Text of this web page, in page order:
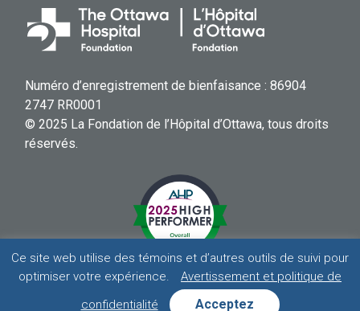
Numéro d’enregistrement de bienfaisance : 86904
2747 RR0001
© 2025 La Fondation de l’Hôpital d’Ottawa, tous droits
réservés.
HOSPITALHOSPITAL
HOSPITAL
AVERTISSEMENT ET POLITIQUE DE CONFIDENTIALITÉ
Ce site web utilise des témoins et d’autres outils de suivi pour
optimiser votre expérience.
Avertissement et politique de
confidentialité
Acceptez